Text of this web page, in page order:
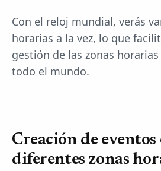
Con el reloj mundial, verás
horarias a la vez, lo que
gestión de las zonas
todo el mundo.
Creación de eventos
diferentes zonas